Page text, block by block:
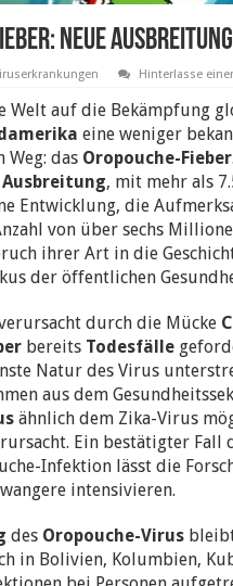
neue
Hinterlasse
Welt auf die Bekämpfung
eine weniger
Weg: das Oropouche-Fieber.
Ausbreitung, mit mehr als
Entwicklung, die
von über sechs
ihrer Art in die
der öffentlichen
durch die Mücke
bereits Todesfälle
Natur des Virus
aus dem
ähnlich dem Zika-Virus
Ein bestätigter Fall
Infektion lässt die
intensivieren.
des Oropouche-Virus
in Bolivien, Kolumbien,